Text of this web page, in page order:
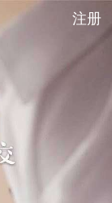
注册